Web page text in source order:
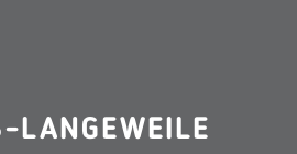
LANGEWEILE